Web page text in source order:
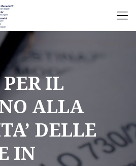
IL
ALLA
DELLE
IN